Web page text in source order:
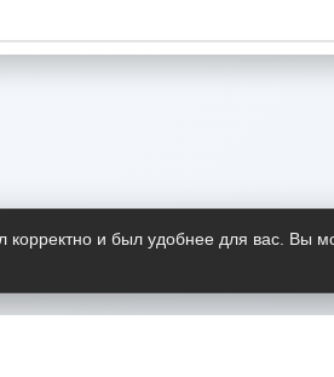
корректно и был удобнее для вас. Вы